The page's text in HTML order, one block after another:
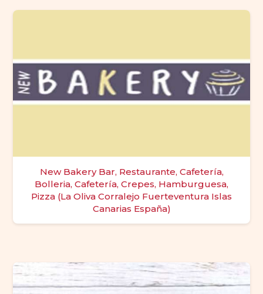
New Bakery Bar, Restaurante, Cafetería,
Bolleria, Cafetería, Crepes, Hamburguesa,
Pizza (La Oliva Corralejo Fuerteventura Islas
Canarias España)